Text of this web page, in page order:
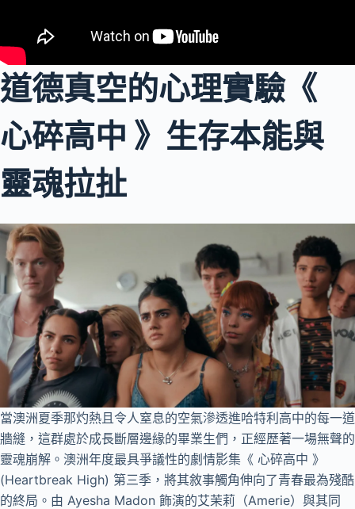
道德真空的心理實驗《
心碎高中 》生存本能與
靈魂拉扯
當澳洲夏季那灼熱且令人窒息的空氣滲透進哈特利高中的每一道
牆縫，這群處於成長斷層邊緣的畢業生們，正經歷著一場無聲的
靈魂崩解。澳洲年度最具爭議性的劇情影集《 心碎高中 》
(Heartbreak High) 第三季，將其敘事觸角伸向了青春最為殘酷
的終局。由 Ayesha Madon 飾演的艾茉莉（Amerie）與其同